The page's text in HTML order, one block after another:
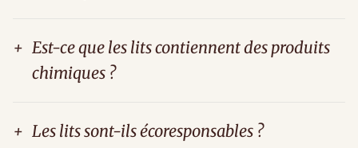
+ Est-ce que les lits contiennent des produits
chimiques ?
+ Les lits sont-ils écoresponsables ?